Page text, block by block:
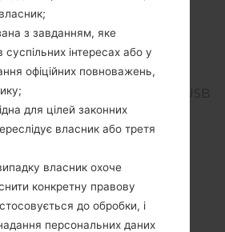
Так, A-GPS, GLONASS,
Ні
Так
USB 3.1, Type-C 1.0
реверсивний розєм, USB
On-The-Go
Wi-Fi 802.11 a/b/g/n/ac,
DLNA, hotspot
з завданням, яке
суспільних інтересах або у
офіційних повноважень,
для цілей законних
власник або третя
власник охоче
конкретну правову
до обробки, і
персональних даних